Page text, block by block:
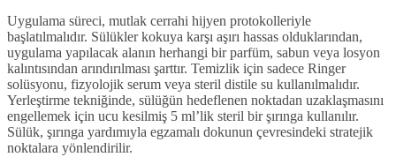
Uygulama süreci, mutlak cerrahi hijyen protokolleriyle
başlatılmalıdır. Sülükler kokuya karşı aşırı hassas olduklarından,
uygulama yapılacak alanın herhangi bir parfüm, sabun veya losyon
kalıntısından arındırılması şarttır. Temizlik için sadece Ringer
solüsyonu, fizyolojik serum veya steril distile su kullanılmalıdır.
Yerleştirme tekniğinde, sülüğün hedeflenen noktadan uzaklaşmasını
engellemek için ucu kesilmiş 5 ml’lik steril bir şırınga kullanılır.
Sülük, şırınga yardımıyla egzamalı dokunun çevresindeki stratejik
noktalara yönlendirilir.